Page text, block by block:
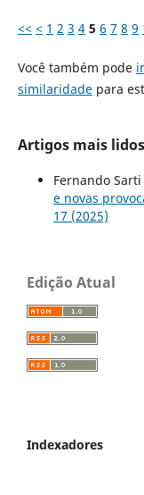
<< < 1 2 3 4 5 6 7 8 9
Você também pode
similaridadepara
Artigos mais
Fernando
e novas
17 (2025)
Edição Atual
Indexadores